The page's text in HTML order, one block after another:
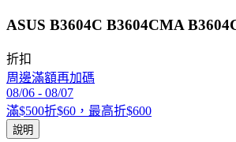
ASUS B3604C B3604CMA
折扣
周邊滿額再加碼
08/06 - 08/07
滿$500折$60，最高折$600
說明